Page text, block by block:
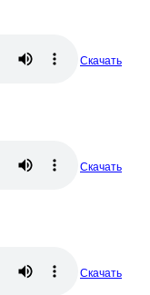
Скачать
Скачать
Скачать